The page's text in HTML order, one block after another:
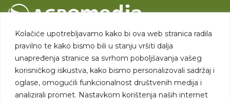
Kolačiće upotrebljavamo kako bi ova web stranica radila
pravilno te kako bismo bili u stanju vršiti dalja
unapređenja stranice sa svrhom poboljšavanja vašeg
korisničkog iskustva, kako bismo personalizovali sadržaj i
oglase, omogućili funkcionalnost društvenih medija i
analizirali promet. Nastavkom korištenja naših internet
Hvatajući korak sa vremenom u jednoj od najdinamičnijih oblasti
današnjice, na Agromedia portalu mešaju se stara i nova znanja,
mudrost tradicije i najnovija tehnološka dostignuća. Uhvatite
korak sa promenama, pratite najčitaniji poljoprivredni portal u
Srbiji!
Dr Ivana Ribara 84, VI/26
11070 Novi Beograd